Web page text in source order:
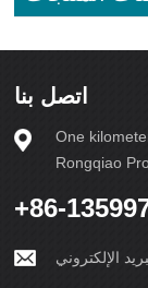
اتصل بنا
One
Rongqiao
+86-